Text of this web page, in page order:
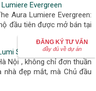
Evergreen
Aura Lumiere Evergreen:
đầu tiên được mở bán tại
Signature
Nội , không chỉ đơn thuần
nhà đẹp mắt, mà Chủ đầu
ĐĂNG KÝ TƯ VẤN
đầy đủ về dự án